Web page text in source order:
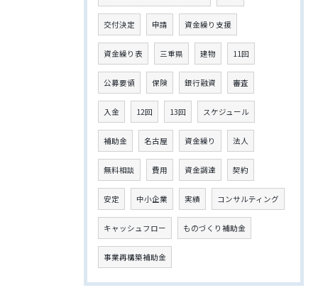
交付決定 申請 資金繰り支援
資金繰り表 三重県 建物 11回
公募要領 保険 銀行融資 審査
入金 12回 13回 スケジュール
補助金 名古屋 資金繰り 法人
無料相談 費用 資金調達 契約
安定 中小企業 実績 コンサルティング
キャッシュフロー ものづくり補助金
事業再構築補助金